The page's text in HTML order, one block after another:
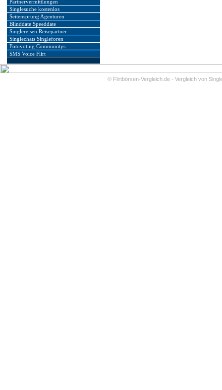
Partnervermittlungen
Singlesuche kostenlos
Seitensprung Agenturen
Blinddate Speeddate
Singlereisen Reisepartner
Singlechats Singleforen
Fotovoting Communitys
SMS Voice Flirt
© Flirtbörsen-Vergleich.de - Vergleich von